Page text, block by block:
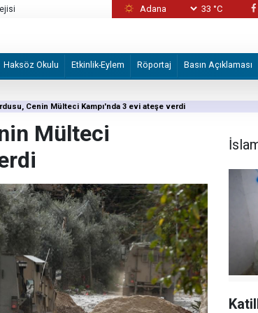
Katiller önce canlı kalkan olarak kullandı
33 °C
Haksöz Okulu Etkinlik-Eylem Röportaj Basın Açıklaması
Cenin Mülteci Kampı'nda 3 evi ateşe verdi
Mülteci